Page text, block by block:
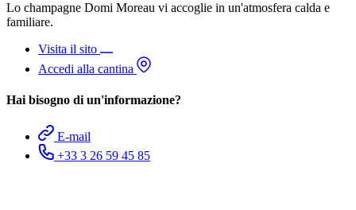
Lo champagne Domi Moreau vi accoglie in un'atmosfera calda e
familiare.
Visita il sito
Accedi alla cantina
Hai bisogno di un'informazione?
E-mail
+33 3 26 59 45 85